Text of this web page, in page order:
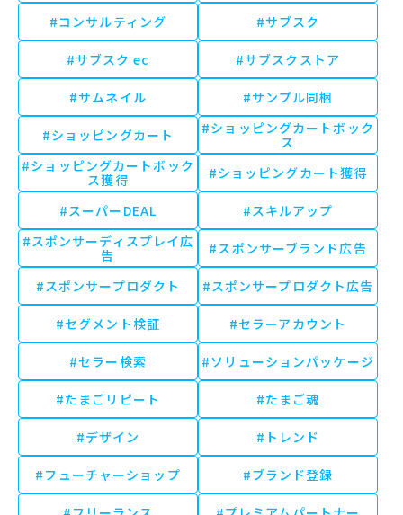
#コンサルティング #サブスク
#サブスク ec #サブスクストア
#サムネイル #サンプル同梱
#ショッピングカート
#ショッピングカートボック
ス
#ショッピングカートボック
ス獲得
#ショッピングカート獲得
#スーパーDEAL
#スキルアップ
#スポンサーディスプレイ広
告
#スポンサーブランド広告
#スポンサープロダクト #スポンサープロダクト広告
#セグメント検証 #セラーアカウント
#セラー検索 #ソリューションパッケージ
#たまごリピート #たまご魂
#デザイン #トレンド
#フューチャーショップ #ブランド登録